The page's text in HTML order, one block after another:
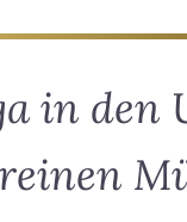
in den